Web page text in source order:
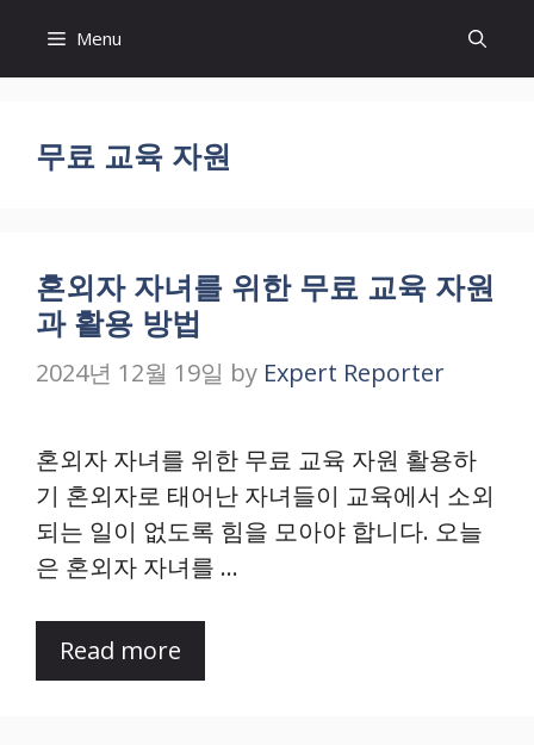
content
Menu
무료 교육 자원
혼외자 자녀를 위한 무료 교육 자원
과 활용 방법
2024년 12월 19일 by Expert Reporter
혼외자 자녀를 위한 무료 교육 자원 활용하
기 혼외자로 태어난 자녀들이 교육에서 소외
되는 일이 없도록 힘을 모아야 합니다. 오늘
은 혼외자 자녀를 …
Read more